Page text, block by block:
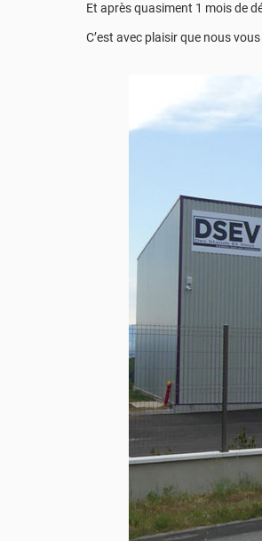
Et après quasiment 1 mois de
C’est avec plaisir que nous